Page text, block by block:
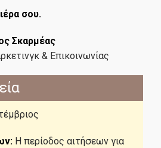
σου.
Σκαρμέας
& Επικοινωνίας
Η περίοδος αιτήσεων για